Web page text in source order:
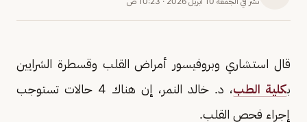
قال استشاري وبروفيسور أمراض القلب وقسطرة الشرايين
بكلية الطب
، د. خالد النمر، إن هناك 4 حالات تستوجب
إجراء فحص القلب.